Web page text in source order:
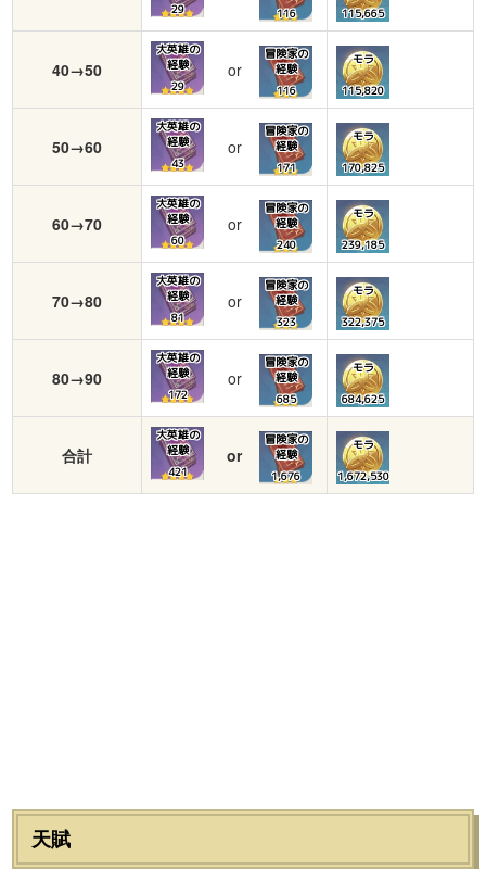
29
116
115,665
40→50
大英雄の
経験
29
or
冒険家の
経験
116
モラ
115,820
50→60
大英雄の
経験
43
or
冒険家の
経験
171
モラ
170,825
60→70
大英雄の
経験
60
or
冒険家の
経験
240
モラ
239,185
70→80
大英雄の
経験
81
or
冒険家の
経験
323
モラ
322,375
80→90
大英雄の
経験
172
or
冒険家の
経験
685
モラ
684,625
合計
大英雄の
経験
421
or
冒険家の
経験
1,676
モラ
1,672,530
天賦